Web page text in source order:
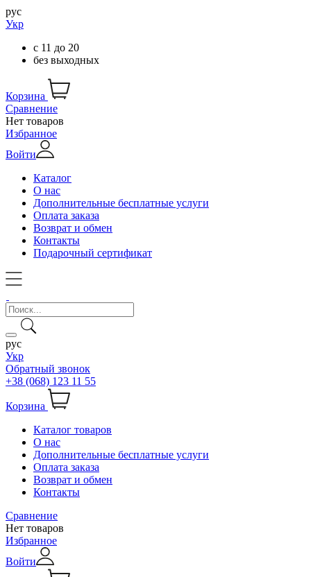
рус
Укр
с 11 до 20
без выходных
Корзина
Сравнение
Нет товаров
Избранное
Войти
Каталог
О нас
Дополнительные бесплатные услуги
Оплата заказа
Возврат и обмен
Контакты
Подарочный сертификат
рус
Укр
Обратный звонок
+38 (068) 123 11 55
Корзина
Каталог товаров
О нас
Дополнительные бесплатные услуги
Оплата заказа
Возврат и обмен
Контакты
Сравнение
Нет товаров
Избранное
Войти